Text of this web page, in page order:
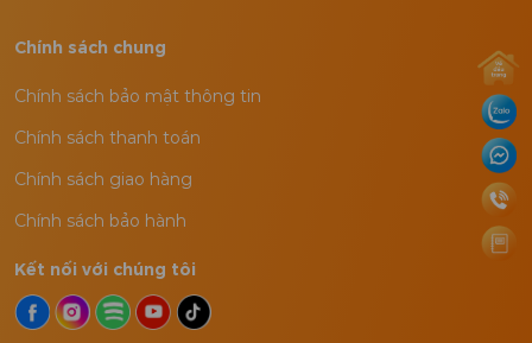
Chính sách chung
Chính sách bảo mật thông tin
Chính sách thanh toán
Chính sách giao hàng
Chính sách bảo hành
Kết nối với chúng tôi